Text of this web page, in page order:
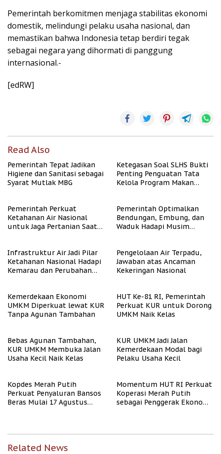
Pemerintah berkomitmen menjaga stabilitas ekonomi
domestik, melindungi pelaku usaha nasional, dan
memastikan bahwa Indonesia tetap berdiri tegak
sebagai negara yang dihormati di panggung
internasional.-
[edRW]
Read Also
Pemerintah Tepat Jadikan
Higiene dan Sanitasi sebagai
Syarat Mutlak MBG
Ketegasan Soal SLHS Bukti
Penting Penguatan Tata
Kelola Program Makan
Pemerintah Perkuat
Ketahanan Air Nasional
untuk Jaga Pertanian Saat
Pemerintah Optimalkan
Bendungan, Embung, dan
Waduk Hadapi Musim
Infrastruktur Air Jadi Pilar
Ketahanan Nasional Hadapi
Kemarau dan Perubahan
Pengelolaan Air Terpadu,
Jawaban atas Ancaman
Kekeringan Nasional
Kemerdekaan Ekonomi
UMKM Diperkuat lewat KUR
Tanpa Agunan Tambahan
HUT Ke-81 RI, Pemerintah
Perkuat KUR untuk Dorong
UMKM Naik Kelas
Bebas Agunan Tambahan,
KUR UMKM Membuka Jalan
Usaha Kecil Naik Kelas
KUR UMKM Jadi Jalan
Kemerdekaan Modal bagi
Pelaku Usaha Kecil
Kopdes Merah Putih
Perkuat Penyaluran Bansos
Beras Mulai 17 Agustus
Momentum HUT RI Perkuat
Koperasi Merah Putih
sebagai Penggerak Ekonomi
Related News